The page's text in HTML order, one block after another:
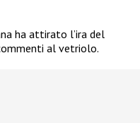
ha attirato l’ira del
al vetriolo.